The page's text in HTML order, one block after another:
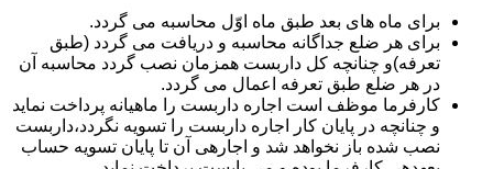
برای ماه های بعد طبق ماه اوّل محاسبه می گردد.
برای هر ضلع جداگانه محاسبه و دریافت می گردد (طبق
تعرفه)و چنانچه کل داربست همزمان نصب گردد محاسبه آن
در هر ضلع طبق تعرفه اعمال می گردد.
کارفرما موظف است اجاره داربست را ماهیانه پرداخت نماید
و چنانچه در پایان کار اجاره داربست را تسویه نگردد،داربست
نصب شده باز نخواهد شد و اجاره­ی آن تا پایان تسویه حساب